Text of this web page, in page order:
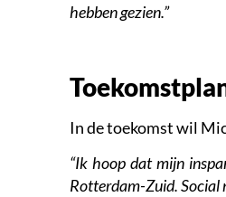
hebben gezien.”
In de toekomst wil
“Ik hoop dat mijn
Rotterdam-Zuid. Social